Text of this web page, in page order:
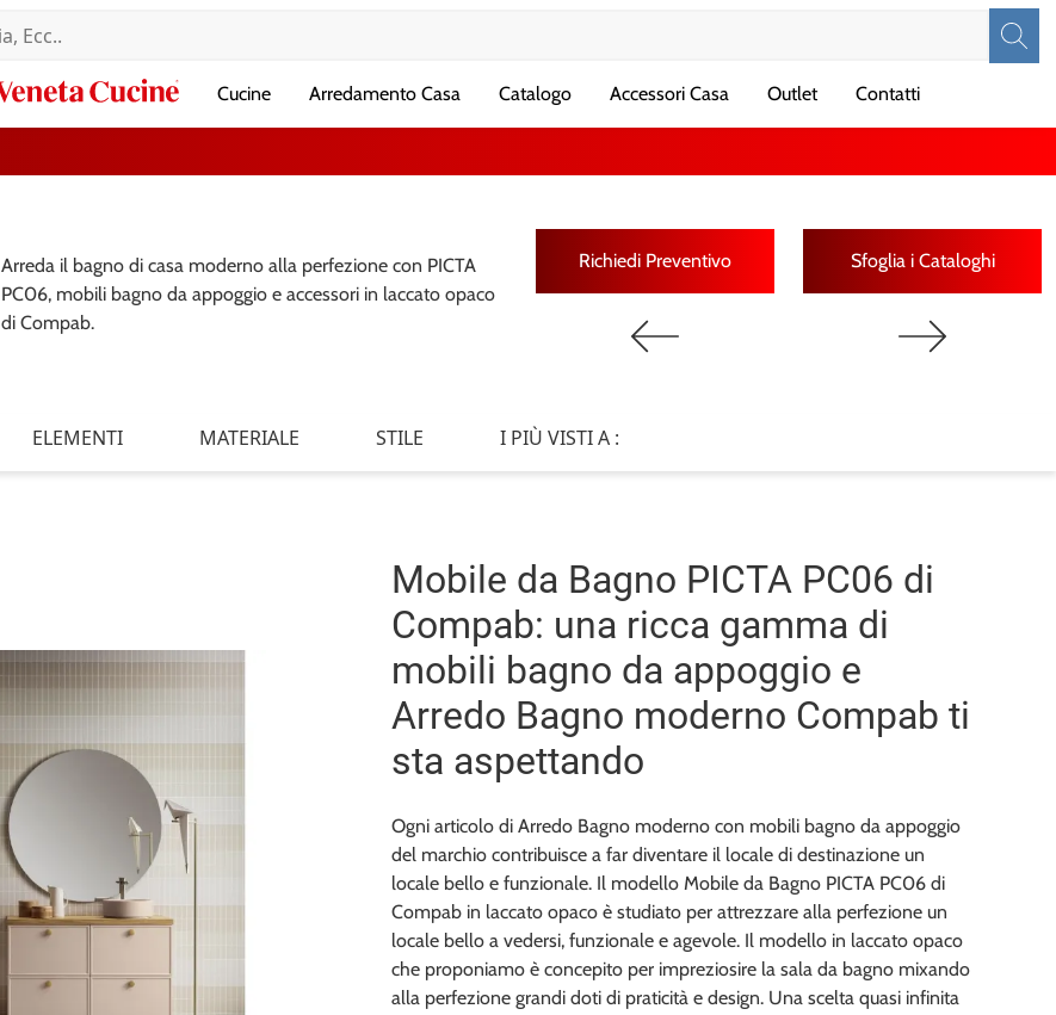
VenetaCucine Arredamento Casa Catalogo Accessori Casa Outlet Contatti
Arreda il bagno di casa moderno alla perfezione con PICTA
PC06, mobili bagno da appoggio e accessori in laccato opaco
di Compab.
Richiedi Preventivo Sfoglia i Cataloghi
ELEMENTI MATERIALE STILE I PIÙ VISTI A :
Mobile da Bagno PICTA PC06 di
Compab: una ricca gamma di
mobili bagno da appoggio e
Arredo Bagno moderno Compab ti
sta aspettando
Ogni articolo di Arredo Bagno moderno con mobili bagno da appoggio
del marchio contribuisce a far diventare il locale di destinazione un
locale bello e funzionale. Il modello Mobile da Bagno PICTA PC06 di
Compab in laccato opaco è studiato per attrezzare alla perfezione un
locale bello a vedersi, funzionale e agevole. Il modello in laccato opaco
che proponiamo è concepito per impreziosire la sala da bagno mixando
alla perfezione grandi doti di praticità e design. Una scelta quasi infinita